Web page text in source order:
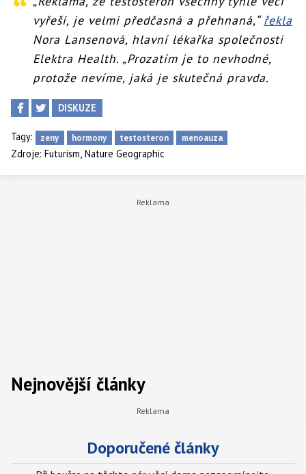
vyřeší, je velmi předčasná a přehnaná,“řekla
Nora Lansenová, hlavní lékařka společnosti
Elektra Health. „Prozatím je to nevhodné,
protože nevíme, jaká je skutečná pravda.
DISKUZE
Tagy: zeny hormony testosteron menoauza
Zdroje: Futurism Nature Geographic
Nejnovější články
Doporučené články